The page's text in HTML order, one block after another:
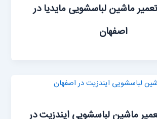
ماشین لباسشویی مایدیا در
اصفهان
ماشین لباسشویی ایندزیت در